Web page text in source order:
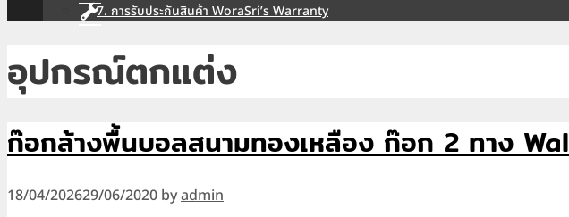
7. การรับประกันสินค้า WoraSri’s Warranty
อุปกรณ์ตกแต่ง
ก๊อกล้างพื้นบอลสนามทองเหลือง ก๊อก 2 ทาง
18/04/202629/06/2020 byadmin